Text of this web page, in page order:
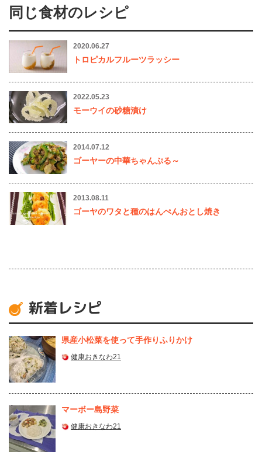
同じ食材のレシピ
2020.06.27
トロピカルフルーツラッシー
2022.05.23
モーウイの砂糖漬け
2014.07.12
ゴーヤーの中華ちゃんぷる～
2013.08.11
ゴーヤのワタと種のはんぺんおとし焼き
新着レシピ
県産⼩松菜を使って⼿作りふりかけ
健康おきなわ21
マーボー島野菜
健康おきなわ21